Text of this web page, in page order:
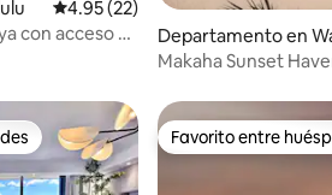
Calificación promedio: 4.95 de 5;
4.95 (22)
con acceso a
Departamento en
Makaha Sunset
entre huéspedes Favorito entre
Favorito entre